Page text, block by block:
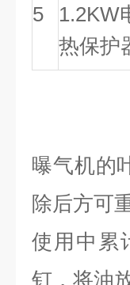
5 1.2KW
热保护
曝气机的
除后方可
使用中累
钉 ， 将油